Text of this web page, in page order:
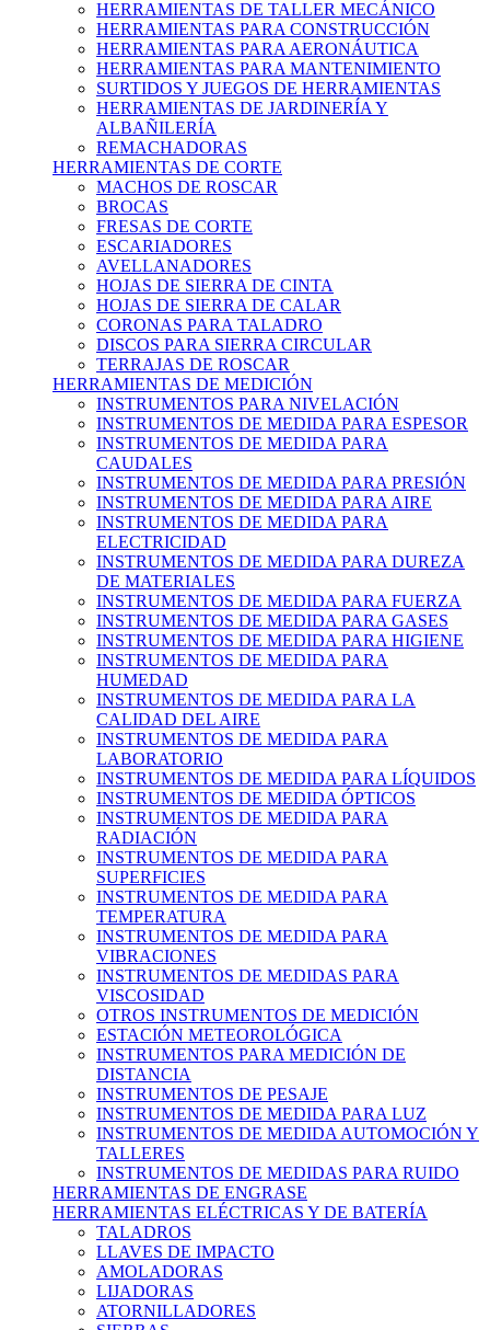
HERRAMIENTAS DE TALLER MECÁNICO
HERRAMIENTAS PARA CONSTRUCCIÓN
HERRAMIENTAS PARA AERONÁUTICA
HERRAMIENTAS PARA MANTENIMIENTO
SURTIDOS Y JUEGOS DE HERRAMIENTAS
HERRAMIENTAS DE JARDINERÍA Y
ALBAÑILERÍA
REMACHADORAS
HERRAMIENTAS DE CORTE
MACHOS DE ROSCAR
BROCAS
FRESAS DE CORTE
ESCARIADORES
AVELLANADORES
HOJAS DE SIERRA DE CINTA
HOJAS DE SIERRA DE CALAR
CORONAS PARA TALADRO
DISCOS PARA SIERRA CIRCULAR
TERRAJAS DE ROSCAR
HERRAMIENTAS DE MEDICIÓN
INSTRUMENTOS PARA NIVELACIÓN
INSTRUMENTOS DE MEDIDA PARA ESPESOR
INSTRUMENTOS DE MEDIDA PARA
CAUDALES
INSTRUMENTOS DE MEDIDA PARA PRESIÓN
INSTRUMENTOS DE MEDIDA PARA AIRE
INSTRUMENTOS DE MEDIDA PARA
ELECTRICIDAD
INSTRUMENTOS DE MEDIDA PARA DUREZA
DE MATERIALES
INSTRUMENTOS DE MEDIDA PARA FUERZA
INSTRUMENTOS DE MEDIDA PARA GASES
INSTRUMENTOS DE MEDIDA PARA HIGIENE
INSTRUMENTOS DE MEDIDA PARA
HUMEDAD
INSTRUMENTOS DE MEDIDA PARA LA
CALIDAD DEL AIRE
INSTRUMENTOS DE MEDIDA PARA
LABORATORIO
INSTRUMENTOS DE MEDIDA PARA LÍQUIDOS
INSTRUMENTOS DE MEDIDA ÓPTICOS
INSTRUMENTOS DE MEDIDA PARA
RADIACIÓN
INSTRUMENTOS DE MEDIDA PARA
SUPERFICIES
INSTRUMENTOS DE MEDIDA PARA
TEMPERATURA
INSTRUMENTOS DE MEDIDA PARA
VIBRACIONES
INSTRUMENTOS DE MEDIDAS PARA
VISCOSIDAD
OTROS INSTRUMENTOS DE MEDICIÓN
ESTACIÓN METEOROLÓGICA
INSTRUMENTOS PARA MEDICIÓN DE
DISTANCIA
INSTRUMENTOS DE PESAJE
INSTRUMENTOS DE MEDIDA PARA LUZ
INSTRUMENTOS DE MEDIDA AUTOMOCIÓN Y
TALLERES
INSTRUMENTOS DE MEDIDAS PARA RUIDO
HERRAMIENTAS DE ENGRASE
HERRAMIENTAS ELÉCTRICAS Y DE BATERÍA
TALADROS
LLAVES DE IMPACTO
AMOLADORAS
LIJADORAS
ATORNILLADORES